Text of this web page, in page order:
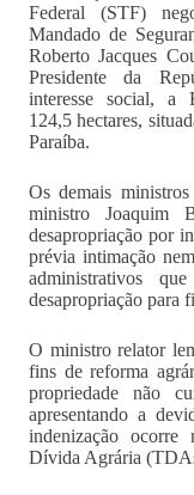
Federal (STF)
Mandado de
Roberto Jacques
Presidente da
interesse social, a
124,5 hectares,
Paraíba.
Os demais
ministro Joaquim
desapropriação por
prévia intimação
administrativos
desapropriação para
O ministro relator
fins de reforma
propriedade não
apresentando a
indenização ocorre
Dívida Agrária